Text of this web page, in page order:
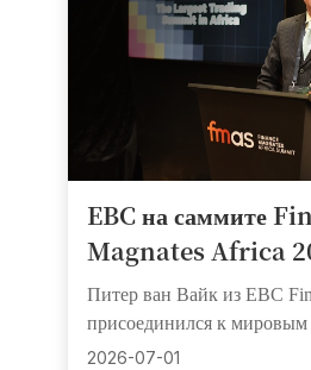
EBC на саммите
Magnates Africa
по драгоценным
центре внимания в
Питер ван Вайк из EBC
присоединился к мировым
сессии «Глобальная
2026-07-01